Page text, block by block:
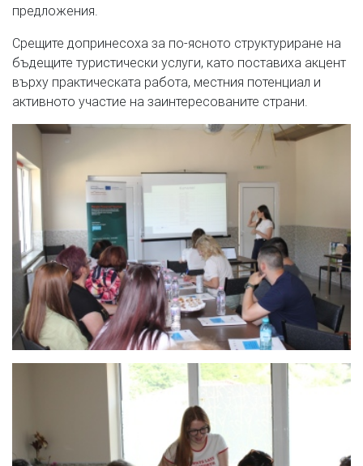
предложения.
Срещите допринесоха за по-ясното структуриране на
бъдещите туристически услуги, като поставиха акцент
върху практическата работа, местния потенциал и
активното участие на заинтересованите страни.